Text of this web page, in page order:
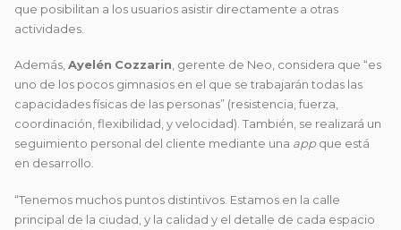
que posibilitan a los usuarios asistir directamente a otras
actividades.
Además, Ayelén Cozzarin , gerente de Neo, considera que “es
uno de los pocos gimnasios en el que se trabajarán todas las
capacidades físicas de las personas” (resistencia, fuerza,
coordinación, flexibilidad, y velocidad). También, se realizará un
seguimiento personal del cliente mediante una app que está
en desarrollo.
“Tenemos muchos puntos distintivos. Estamos en la calle
principal de la ciudad, y la calidad y el detalle de cada espacio